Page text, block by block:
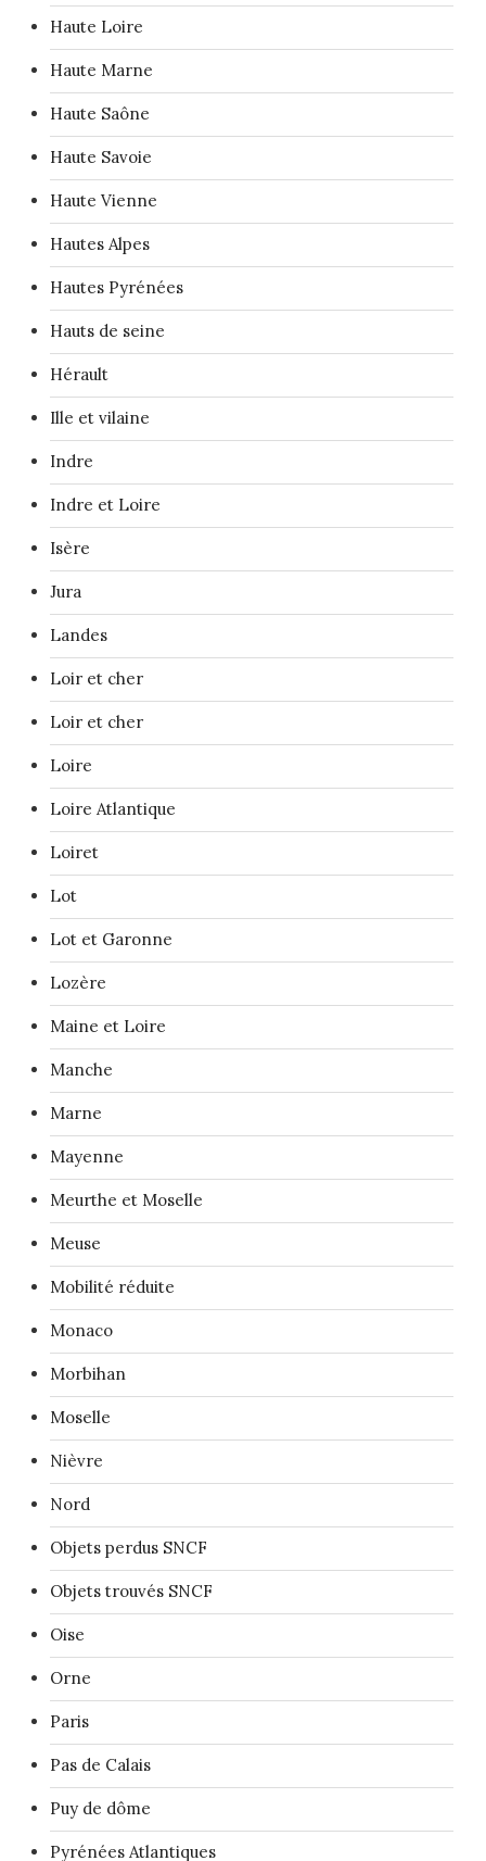
Haute Loire
Haute Marne
Haute Saône
Haute Savoie
Haute Vienne
Hautes Alpes
Hautes Pyrénées
Hauts de seine
Hérault
Ille et vilaine
Indre
Indre et Loire
Isère
Jura
Landes
Loir et cher
Loir et cher
Loire
Loire Atlantique
Loiret
Lot
Lot et Garonne
Lozère
Maine et Loire
Manche
Marne
Mayenne
Meurthe et Moselle
Meuse
Mobilité réduite
Monaco
Morbihan
Moselle
Nièvre
Nord
Objets perdus SNCF
Objets trouvés SNCF
Oise
Orne
Paris
Pas de Calais
Puy de dôme
Pyrénées Atlantiques